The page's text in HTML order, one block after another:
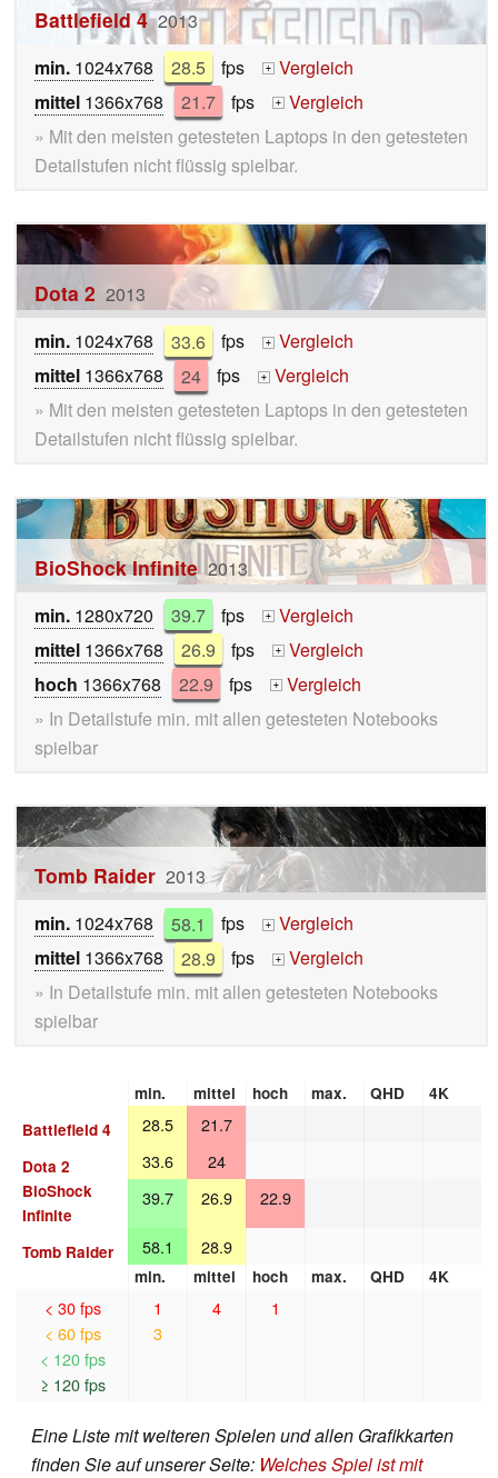
Battlefield 4 2013
min. 1024x768 28.5 fps +
Vergleich
mittel 1366x768 21.7 fps +
Vergleich
» Mit den meisten getesteten Laptops in den getesteten
Detailstufen nicht flüssig spielbar.
Dota 2 2013
min. 1024x768 33.6 fps +
Vergleich
mittel 1366x768 24 fps +
Vergleich
» Mit den meisten getesteten Laptops in den getesteten
Detailstufen nicht flüssig spielbar.
BioShock Infinite 2013
min. 1280x720 39.7 fps +
Vergleich
mittel 1366x768 26.9 fps +
Vergleich
hoch 1366x768 22.9 fps +
Vergleich
» In Detailstufe min. mit allen getesteten Notebooks
spielbar
Tomb Raider 2013
min. 1024x768 58.1 fps +
Vergleich
mittel 1366x768 28.9 fps +
Vergleich
» In Detailstufe min. mit allen getesteten Notebooks
spielbar
min. mittel hoch max. QHD
4K
Battlefield 4
28.5 21.7
Dota 2 33.6 24
BioShock
Infinite
39.7 26.9 22.9
Tomb Raider 58.1 28.9
min. mittel hoch max. QHD 4K
< 30 fps
< 60 fps
< 120 fps
≥ 120 fps
1
3
4 1
Eine Liste mit weiteren Spielen und allen Grafikkarten
finden Sie auf unserer Seite: Welches Spiel ist mit